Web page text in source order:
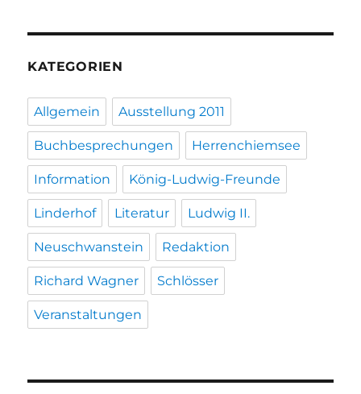
KATEGORIEN
Allgemein Ausstellung 2011
Buchbesprechungen Herrenchiemsee
Information König-Ludwig-Freunde
Linderhof Literatur Ludwig II.
Neuschwanstein Redaktion
Richard Wagner Schlösser
Veranstaltungen